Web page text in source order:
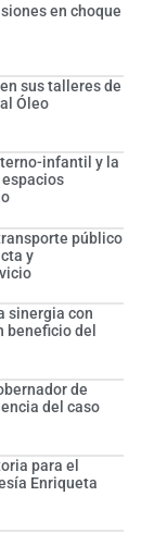
en choque
sus talleres de
Óleo
infantil y la
público
y
sinergia con
beneficio del
de
del caso
para el
Enriqueta